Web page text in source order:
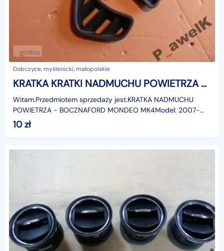
Dobczyce, myślenicki, małopolskie
KRATKA KRATKI NADMUCHU POWIETRZA FORD MONDEO Ford Mondeo
Witam.Przedmiotem sprzedaży jest.KRATKA NADMUCHU
POWIETRZA - BOCZNAFORD MONDEO MK4Model: 2007-
2015r.(prawa, lewa strona)Zastosowanie:Ford Mondeo MK4,
10zł